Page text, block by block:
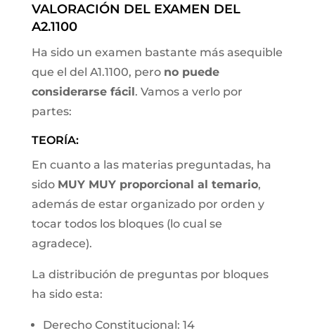
VALORACIÓN DEL EXAMEN DEL
A2.1100
Ha sido un examen bastante más asequible
que el del A1.1100, pero no puede
considerarse fácil. Vamos a verlo por
partes:
TEORÍA:
En cuanto a las materias preguntadas, ha
sido MUY MUY proporcional al temario,
además de estar organizado por orden y
tocar todos los bloques (lo cual se
agradece).
La distribución de preguntas por bloques
ha sido esta:
Derecho Constitucional: 14